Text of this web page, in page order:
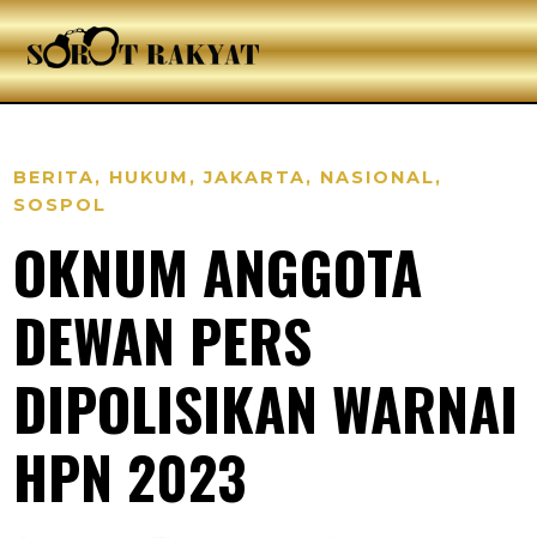
BERITA, HUKUM ,JAKARTA, NASIONAL,
SOSPOL
OKNUM ANGGOTA
DEWAN PERS
DIPOLISIKAN WARNAI
HPN 2023